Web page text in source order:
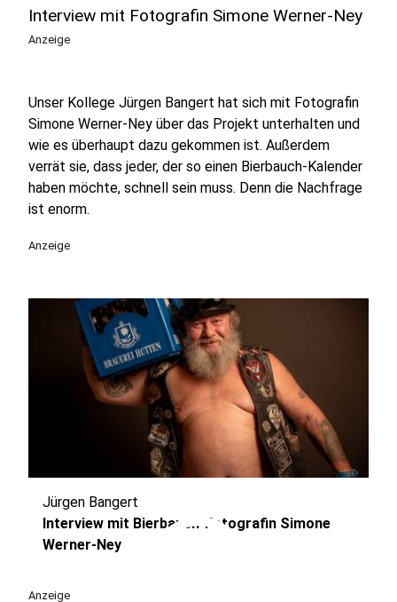
Interview mit Fotografin Simone Werner-Ney
Anzeige
Unser Kollege Jürgen Bangert hat sich mit Fotografin
Simone Werner-Ney über das Projekt unterhalten und
wie es überhaupt dazu gekommen ist. Außerdem
verrät sie, dass jeder, der so einen Bierbauch-Kalender
haben möchte, schnell sein muss. Denn die Nachfrage
ist enorm.
Anzeige
play_circle
Jürgen Bangert
Interview mit Bierbauch-Fotografin Simone
Werner-Ney
Anzeige